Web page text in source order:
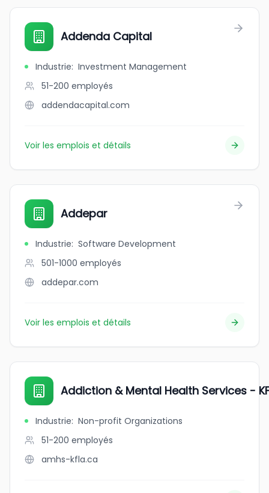
Addenda Capital
Industrie: Investment Management
51-200 employés
addendacapital.com
Voir les emplois et détails
Addepar
Industrie: Software Development
501-1000 employés
addepar.com
Voir les emplois et détails
Addiction & Mental Health Services -
Industrie: Non-profit Organizations
51-200 employés
amhs-kfla.ca